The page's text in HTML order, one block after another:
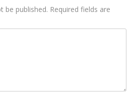
be published. Required fields are